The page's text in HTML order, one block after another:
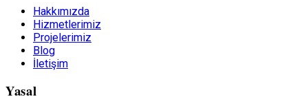
Hakkımızda
Hizmetlerimiz
Projelerimiz
Blog
İletişim
Yasal